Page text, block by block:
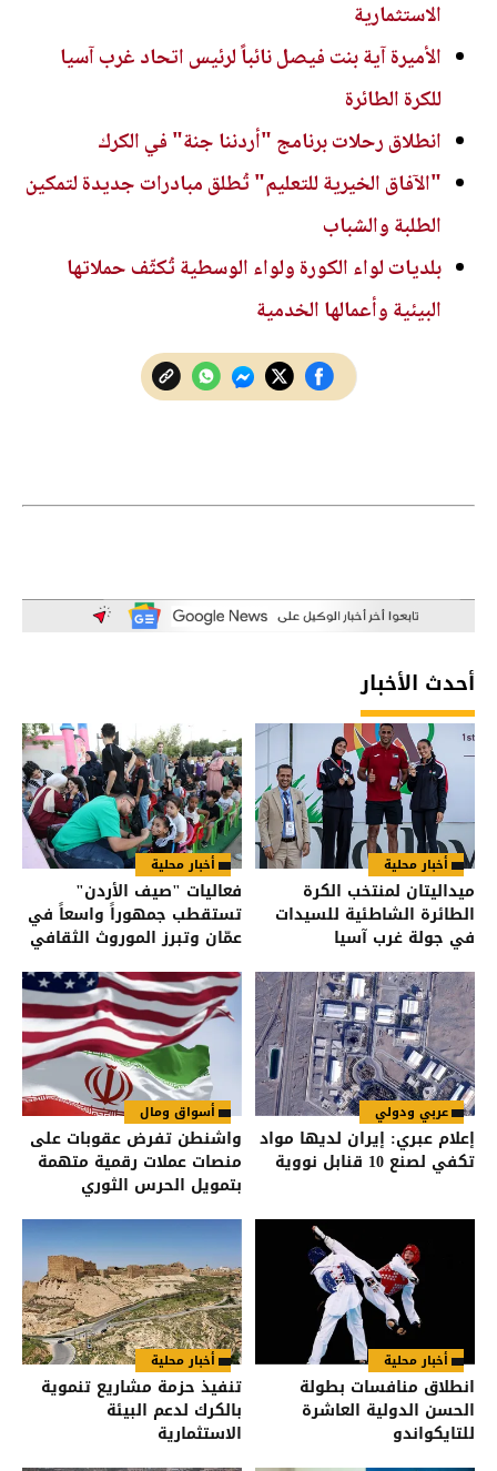
الاستثمارية
الأميرة آية بنت فيصل نائباً لرئيس اتحاد غرب آسيا
للكرة الطائرة
انطلاق رحلات برنامج "أردننا جنة" في الكرك
"الآفاق الخيرية للتعليم" تُطلق مبادرات جديدة لتمكين
الطلبة والشباب
بلديات لواء الكورة ولواء الوسطية تُكثّف حملاتها
البيئية وأعمالها الخدمية
أحدث الأخبار
أخبار محلية
ميداليتان لمنتخب الكرة
الطائرة الشاطئية للسيدات
في جولة غرب آسيا
أخبار محلية
فعاليات "صيف الأردن"
تستقطب جمهوراً واسعاً في
عمّان وتبرز الموروث الثقافي
عربي ودولي
إعلام عبري: إيران لديها مواد
تكفي لصنع 10 قنابل نووية
أسواق ومال
واشنطن تفرض عقوبات على
منصات عملات رقمية متهمة
بتمويل الحرس الثوري
أخبار محلية
انطلاق منافسات بطولة
الحسن الدولية العاشرة
للتايكواندو
أخبار محلية
تنفيذ حزمة مشاريع تنموية
بالكرك لدعم البيئة
الاستثمارية